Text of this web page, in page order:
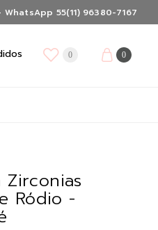
55(11) 96380-7167
0 0
Ródio -